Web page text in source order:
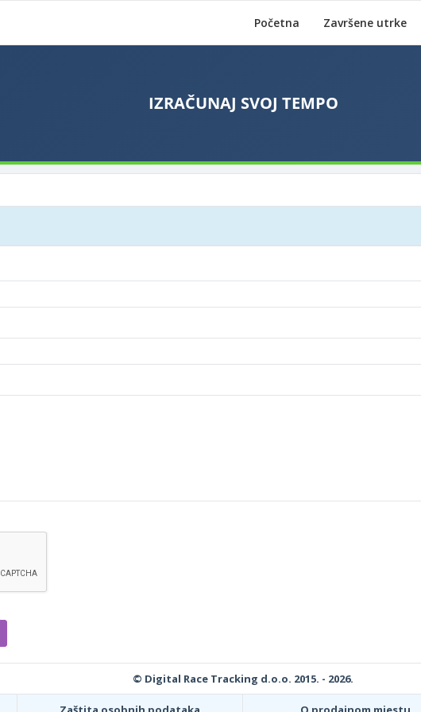
Početna Završene utrke
© Digital Race Tracking d.o.o. 2015. - 2026.